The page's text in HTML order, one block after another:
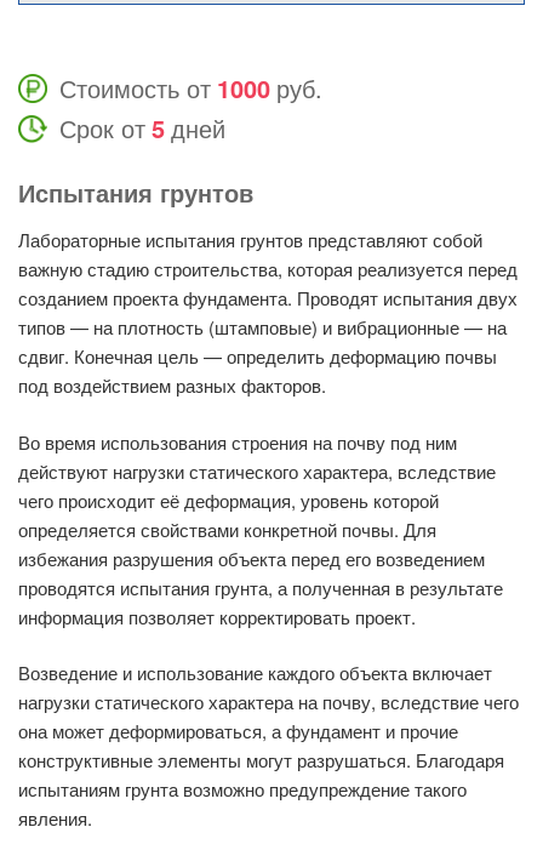
Стоимость от 1000 руб.
Срок от5дней
Испытания грунтов
Лабораторные испытания грунтов представляют собой
важную стадию строительства, которая реализуется перед
созданием проекта фундамента. Проводят испытания двух
типов — на плотность (штамповые) и вибрационные — на
сдвиг. Конечная цель — определить деформацию почвы
под воздействием разных факторов.
Во время использования строения на почву под ним
действуют нагрузки статического характера, вследствие
чего происходит её деформация, уровень которой
определяется свойствами конкретной почвы. Для
избежания разрушения объекта перед его возведением
проводятся испытания грунта, а полученная в результате
информация позволяет корректировать проект.
Возведение и использование каждого объекта включает
нагрузки статического характера на почву, вследствие чего
она может деформироваться, а фундамент и прочие
конструктивные элементы могут разрушаться. Благодаря
испытаниям грунта возможно предупреждение такого
явления.